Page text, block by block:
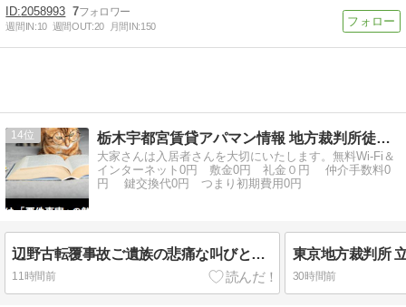
2058993 7
週間IN:10 週間OUT:20 月間IN:150
14 栃木宇都宮賃貸アパマン情報 地方裁判所徒歩3分司法修習生
大家さんは入居者さんを大切にいたします。無料Wi-Fi＆
インターネット0円 敷金0円 礼金０円 仲介手数料0
円 鍵交換代0円 つまり初期費用0円
辺野古転覆事故ご遺族の悲痛な叫びと刑事告訴
11時間前 30時間前